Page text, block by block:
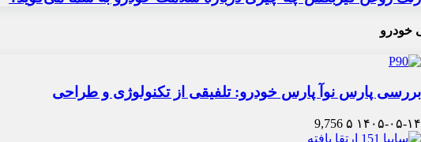
خودرو
بررسی پارس نوآ پارس خودرو: تلفیقی از تکنولوژی و طراحی
۱۴۰۵-۰۵-۱۴ ۵ 9,756